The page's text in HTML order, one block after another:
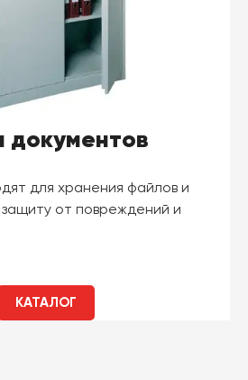
для хранения файлов и
от повреждений и
КАТАЛОГ